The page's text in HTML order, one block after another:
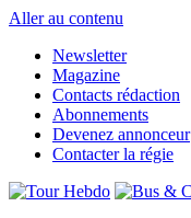
Aller au contenu
Newsletter
Magazine
Contacts rédaction
Abonnements
Devenez annonceur
Contacter la régie